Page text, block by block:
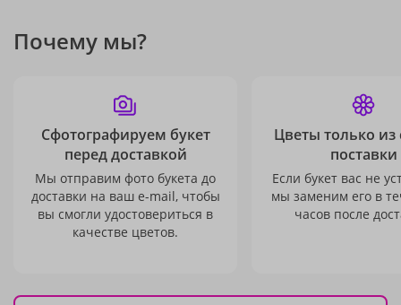
Почему мы?
Сфотографируем букет
перед доставкой
Мы отправим фото букета до
доставки на ваш e-mail, чтобы
вы смогли удостовериться в
качестве цветов.
Цветы только из
поставки
Если букет вас не
мы заменим его в
часов после